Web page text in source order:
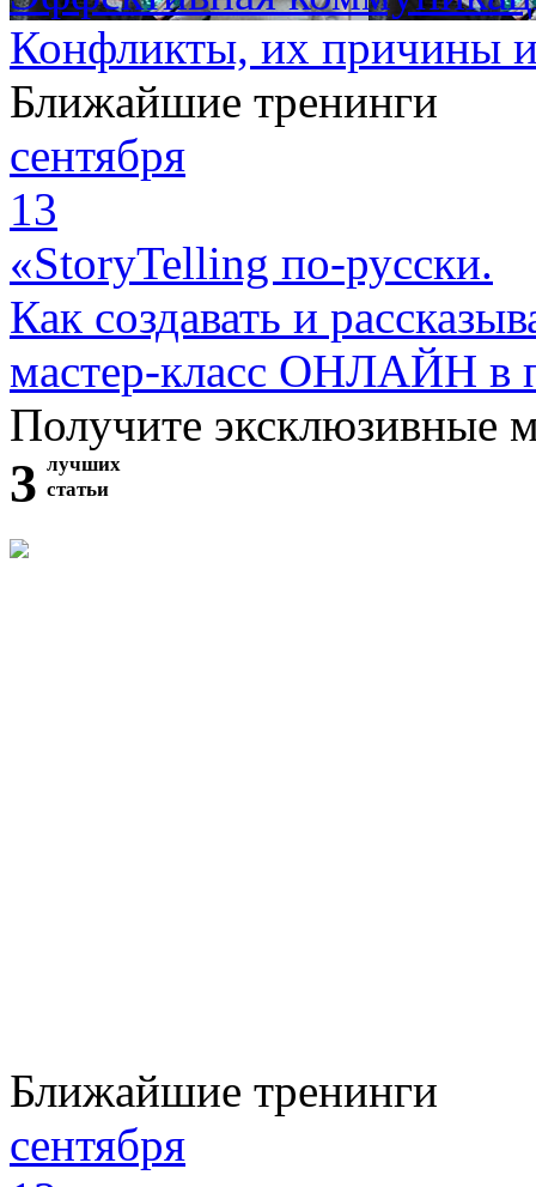
Конфликты, их причины
Ближайшие тренинги
сентября
13
«StoryTelling по-русски.
Как создавать и
мастер-класс ОНЛАЙН в
Получите эксклюзивные
3 лучших
статьи
Ближайшие тренинги
сентября